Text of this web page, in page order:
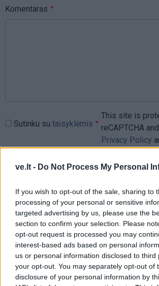
ve.lt - Do Not Process My Personal
If you wish to opt-out of the sale, sharing to
processing of your personal or sensitive
targeted advertising by us, please use the
section to confirm your selection. Please
opt-out request is processed you may
interest-based ads based on personal
us or personal information disclosed to third
your opt-out. You may separately opt-out of
disclosure of your personal information by
Komentaras
Sutinku su taisyklėmis
This site is
reCAPTCHA
Privacy Policy